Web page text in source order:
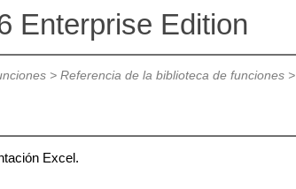
Enterprise Edition
> Referencia de la biblioteca de funciones>
Excel.